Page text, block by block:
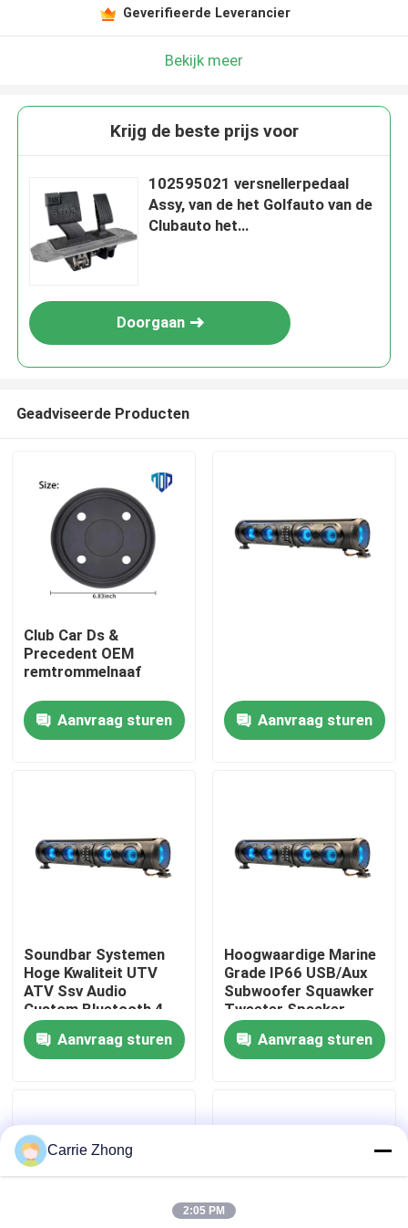
Huis
Fabrieksreis
Contact de V.S.
Nieuws
Het Wieldekking van de golfkar
Het Dashboard van de golfkar
Geverifieerde Leverancier
Bekijk meer
Krijg de beste prijs voor
102595021 versnellerpedaal
Assy, van de het Golfauto van de
Clubauto het
Doorgaan
Geadviseerde Producten
Club Car Ds &
Precedent OEM
remtrommelnaaf
Aanvraag sturen Aanvraag sturen
Soundbar Systemen
Hoge Kwaliteit UTV
ATV Ssv Audio
Custom Bluetooth 4
Luidsprekers
Afstandsbediening
IP66 Waterdicht USB
Aanvraag sturen
Hoogwaardige Marine
Grade IP66 USB/Aux
Subwoofer Squawker
Tweeter Speaker
Elektrische Golfkar
Bluetooth Soundbar
Aanvraag sturen
Carrie Zhong
2:05 PM